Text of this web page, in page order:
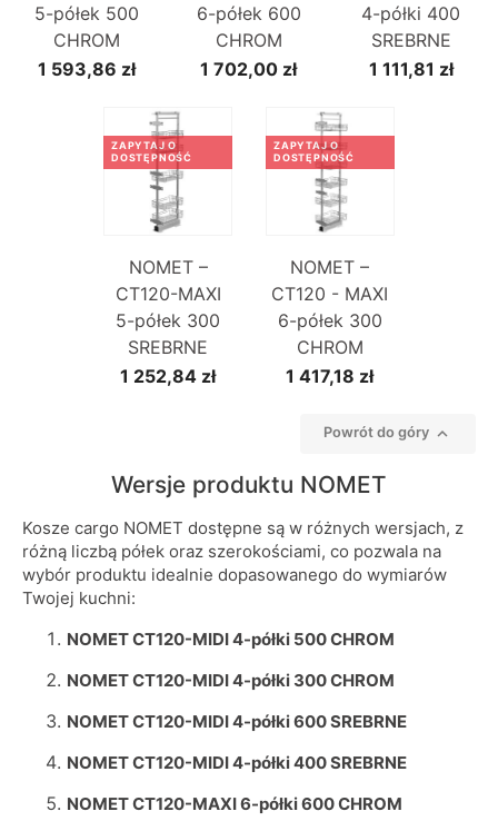
5-półek 500
CHROM
1 593,86 zł
6-półek 600
CHROM
1 702,00 zł
4-półki 400
SREBRNE
1 111,81 zł
NOMET –
CT120-MAXI
5-półek 300
SREBRNE
1 252,84 zł
ZAPYTAJ O
DOSTĘPNOŚĆ
NOMET –
CT120 - MAXI
6-półek 300
CHROM
1 417,18 zł
ZAPYTAJ O
DOSTĘPNOŚĆ
Powrót do góry 
Wersje produktu NOMET
Kosze cargo NOMET dostępne są w różnych wersjach, z
różną liczbą półek oraz szerokościami, co pozwala na
wybór produktu idealnie dopasowanego do wymiarów
Twojej kuchni:
NOMET CT120-MIDI 4-półki 500 CHROM
NOMET CT120-MIDI 4-półki 300 CHROM
NOMET CT120-MIDI 4-półki 600 SREBRNE
NOMET CT120-MIDI 4-półki 400 SREBRNE
NOMET CT120-MAXI 6-półki 600 CHROM